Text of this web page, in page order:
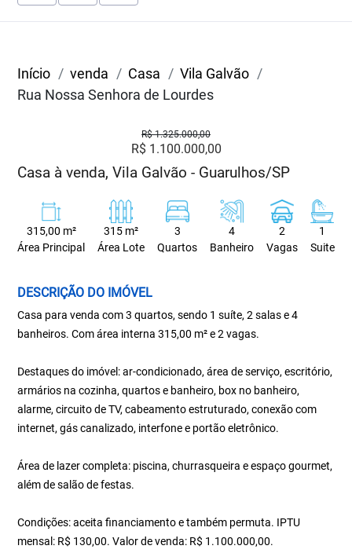
Início venda Casa
Vila Galvão
Rua Nossa Senhora de Lourdes
R$ 1.325.000,00
R$ 1.100.000,00
Casa à venda, Vila Galvão - Guarulhos/SP
315,00 m²
Área Principal
315 m²
Área Lote
3
Quartos
4
Banheiro
2
Vagas
1
Suite
DESCRIÇÃO DO IMÓVEL
Casa para venda com 3 quartos, sendo 1 suíte, 2 salas e 4
banheiros. Com área interna 315,00 m² e 2 vagas.
Destaques do imóvel: ar-condicionado, área de serviço, escritório,
armários na cozinha, quartos e banheiro, box no banheiro,
alarme, circuito de TV, cabeamento estruturado, conexão com
internet, gás canalizado, interfone e portão eletrônico.
Área de lazer completa: piscina, churrasqueira e espaço gourmet,
além de salão de festas.
Condições: aceita financiamento e também permuta. IPTU
mensal: R$ 130,00. Valor de venda: R$ 1.100.000,00.